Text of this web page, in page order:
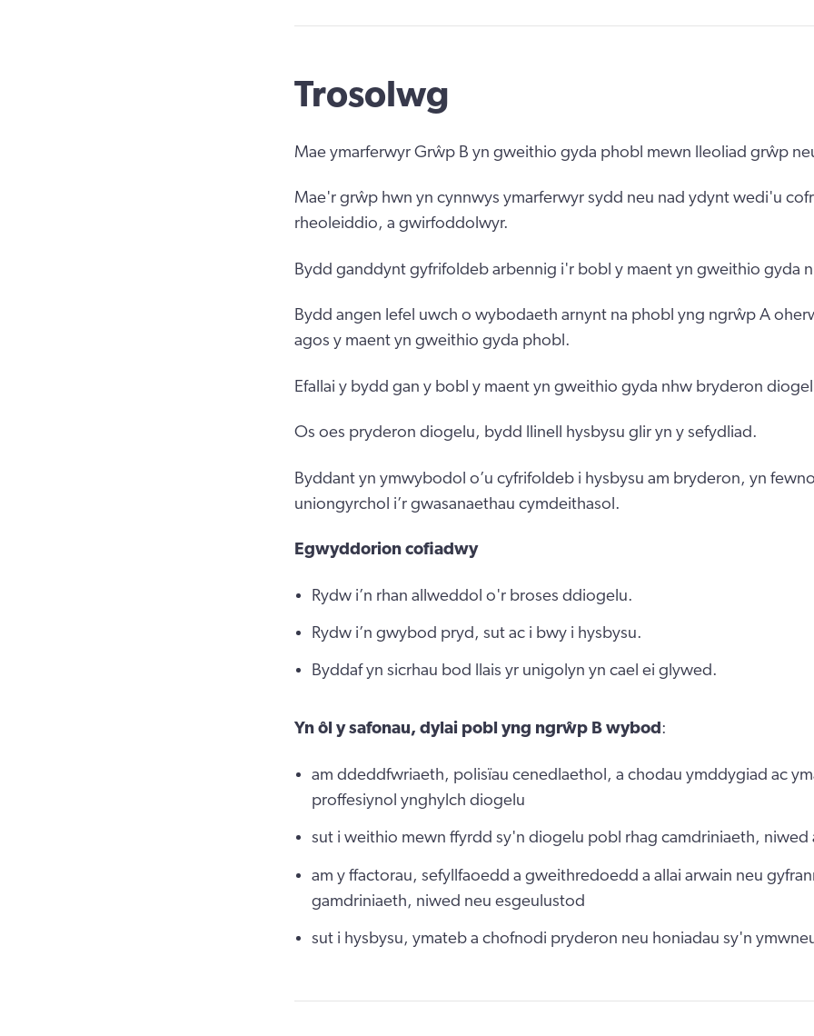
Trosolwg
Mae ymarferwyr Grŵp B yn gweithio gyda phobl mewn lleoliad grŵp
Mae'r grŵp hwn yn cynnwys ymarferwyr sydd neu nad ydynt wedi'u
rheoleiddio, a gwirfoddolwyr.
Bydd ganddynt gyfrifoldeb arbennig i'r bobl y maent yn gweithio gyda
Bydd angen lefel uwch o wybodaeth arnynt na phobl yng ngrŵp A
agos y maent yn gweithio gyda phobl.
Efallai y bydd gan y bobl y maent yn gweithio gyda nhw bryderon
Os oes pryderon diogelu, bydd llinell hysbysu glir yn y sefydliad.
Byddant yn ymwybodol o’u cyfrifoldeb i hysbysu am bryderon, yn
uniongyrchol i’r gwasanaethau cymdeithasol.
Egwyddorion cofiadwy
Rydw i’n rhan allweddol o'r broses ddiogelu.
Rydw i’n gwybod pryd, sut ac i bwy i hysbysu.
Byddaf yn sicrhau bod llais yr unigolyn yn cael ei glywed.
Yn ôl y safonau, dylai pobl yng ngrŵp B wybod :
am ddeddfwriaeth, polisïau cenedlaethol, a chodau ymddygiad ac
proffesiynol ynghylch diogelu
sut i weithio mewn ffyrdd sy'n diogelu pobl rhag camdriniaeth, niwed
am y ffactorau, sefyllfaoedd a gweithredoedd a allai arwain neu
gamdriniaeth, niwed neu esgeulustod
sut i hysbysu, ymateb a chofnodi pryderon neu honiadau sy'n